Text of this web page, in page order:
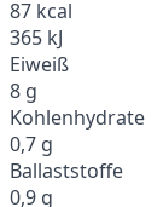
87 kcal
365 kJ
Eiweiß
8 g
Kohlenhydrate
0,7 g
Ballaststoffe
0,9 g